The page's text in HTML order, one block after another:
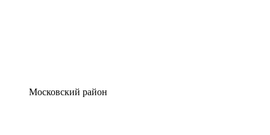
Московский район